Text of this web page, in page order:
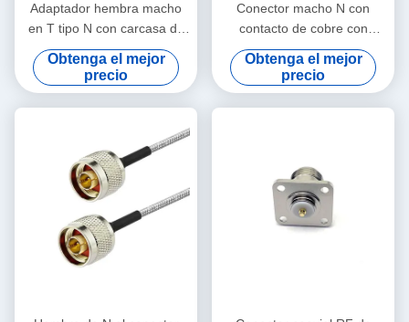
Adaptador hembra macho
en T tipo N con carcasa de
latón resistente al agua IP67
e impedancia de 50 Ω para
aplicaciones de RF
Obtenga el mejor
precio
Conector macho N con
contacto de cobre con
clasificación de
impermeabilidad IP67 para
aplicaciones de frecuencia
de 0-3 GHz
Obtenga el mejor
precio